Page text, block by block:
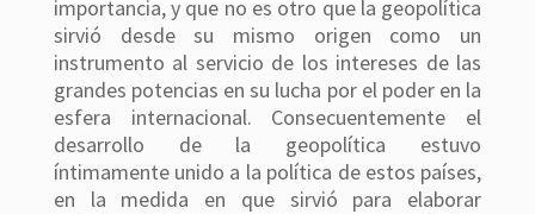
importancia, y que no es otro que la geopolítica
sirvió desde su mismo origen como un
instrumento al servicio de los intereses de las
grandes potencias en su lucha por el poder en la
esfera internacional. Consecuentemente el
desarrollo de la geopolítica estuvo
íntimamente unido a la política de estos países,
en la medida en que sirvió para elaborar